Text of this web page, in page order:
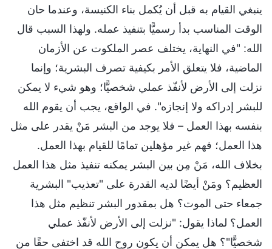
ينبغي القيام به قبل أن يُكمل بناء الكنيسة، وعندما حان
الوقت المناسب بدأ رسميًّا بتنفيذ عمله. ولهذا السبب قال
الله: "في النهاية، يختلف عصر الملكوت عن الأزمان
الماضية، فلا يتعلق الأمر بكيفية تصرف البشرية؛ وإنما
نزلت إلى الأرض لأنفّذ عملي شخصيًّا؛ وهو شيء لا يمكن
للبشر إدراكه ولا إنجازه". في الواقع، يجب أن يقوم الله
بنفسه بهذا العمل – فلا يوجد من البشر مَنْ يقدر على مثل
هذا العمل؛ فهم غير مؤهلين تمامًا للقيام بهذا العمل.
بخلاف الله، مَنْ مِن بين البشر يمكنه تنفيذ مثل هذا العمل
العظيم؟ ومَنْ أيضًا لديه القدرة على "تعذيب" البشرية
جمعاء حتى الموت؟ هل بمقدور البشر تنظيم مثل هذا
العمل؟ لماذا يقول: "نزلت إلى الأرض لأنفّذ عملي
شخصيًّا"؟ هل يمكن أن يكون روح الله قد اختفى حقًا من